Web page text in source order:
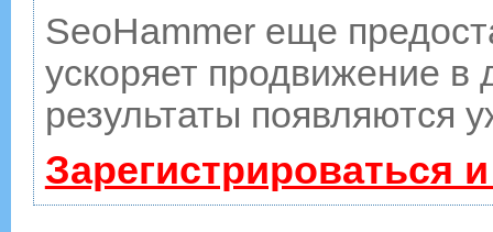
SeoHammer еще
ускоряет продвижение в
результаты появляются
Зарегистрироваться